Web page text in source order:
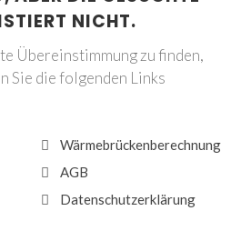
NICHT.
Übereinstimmung zu finden,
Sie die folgenden Links
Wärmebrückenberechnung
AGB
Datenschutzerklärung